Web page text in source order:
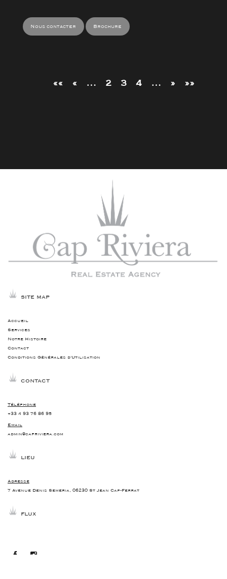
Nous contacter Brochure
«« « … 2 3 4 … » »»
SITE MAP
Accueil
Services
Notre Histoire
Contact
Conditions Générales d'Utilisation
CONTACT
Téléphone
+33 4 93 76 86 95
Email
admin@capriviera.com
LIEU
Adresse
7 Avenue Denis Semeria, 06230 St Jean Cap-Ferrat
FLUX